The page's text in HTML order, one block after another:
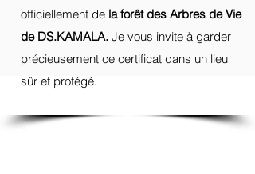
officiellement de la forêt des Arbres de Vie
de DS.KAMALA. Je vous invite à garder
précieusement ce certificat dans un lieu
sûr et protégé.